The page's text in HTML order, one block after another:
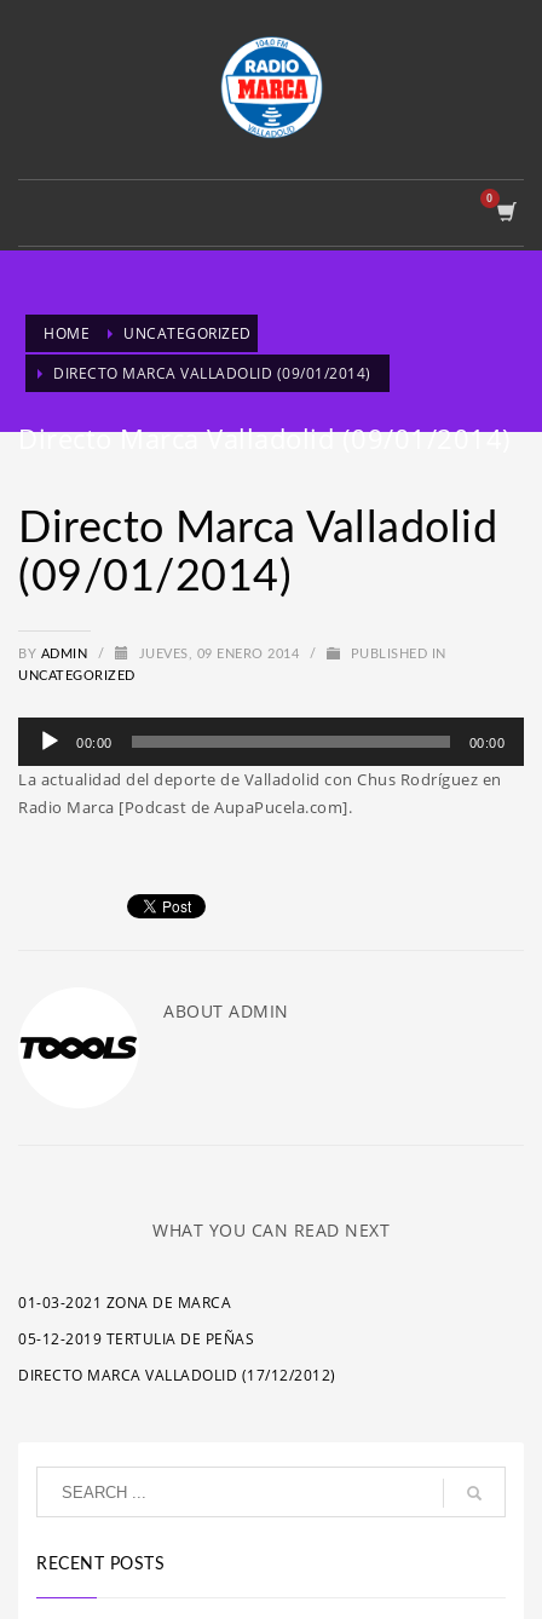
HOME
UNCATEGORIZED
DIRECTO MARCA VALLADOLID (09/01/2014)
Directo Marca Valladolid (09/01/2014)
Directo Marca Valladolid
(09/01/2014)
BY ADMIN / JUEVES, 09 ENERO 2014 /
PUBLISHED IN
UNCATEGORIZED
Reproductor
audio
00:00 00:00
La actualidad del deporte de Valladolid con Chus Rodríguez en
Radio Marca [Podcast de AupaPucela.com].
ABOUT ADMIN
WHAT YOU CAN READ NEXT
01-03-2021 ZONA DE MARCA
05-12-2019 TERTULIA DE PEÑAS
DIRECTO MARCA VALLADOLID (17/12/2012)
RECENT POSTS